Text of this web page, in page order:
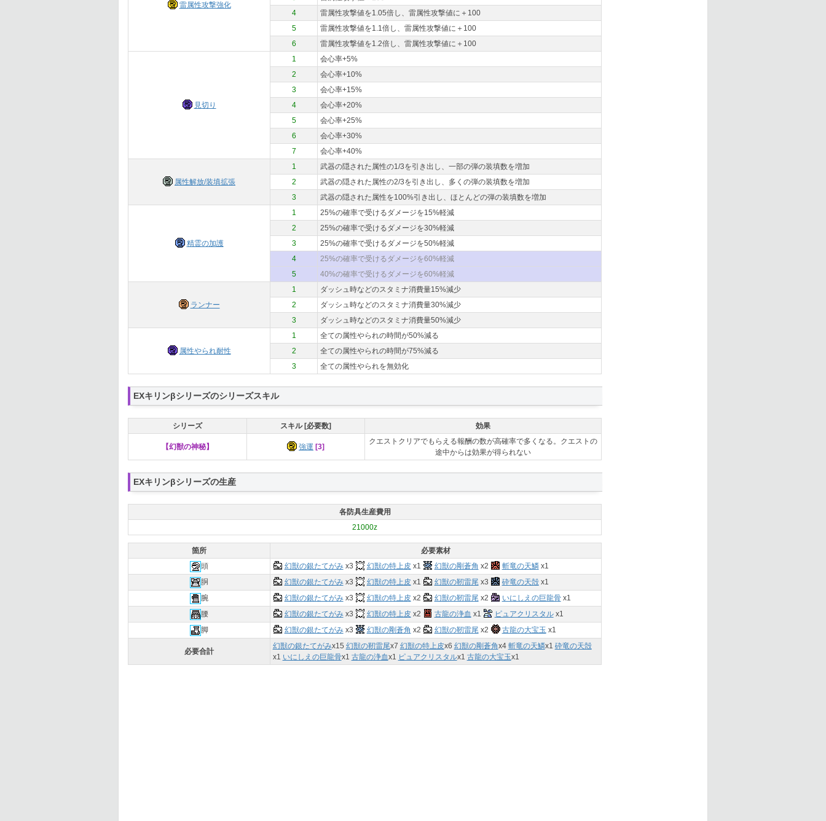
雷属性攻撃強化
4
雷属性攻撃値を1.05倍し、雷属性攻撃値に＋100
5
雷属性攻撃値を1.1倍し、雷属性攻撃値に＋100
6
雷属性攻撃値を1.2倍し、雷属性攻撃値に＋100
見切り
1
会心率+5%
2
会心率+10%
3
会心率+15%
4
会心率+20%
5
会心率+25%
6
会心率+30%
7
会心率+40%
属性解放/装填拡張
1
武器の隠された属性の1/3を引き出し、一部の弾の装填数を増加
2
武器の隠された属性の2/3を引き出し、多くの弾の装填数を増加
3
武器の隠された属性を100%引き出し、ほとんどの弾の装填数を増加
精霊の加護
1
25%の確率で受けるダメージを15%軽減
2
25%の確率で受けるダメージを30%軽減
3
25%の確率で受けるダメージを50%軽減
4
25%の確率で受けるダメージを60%軽減
5
40%の確率で受けるダメージを60%軽減
ランナー
1
ダッシュ時などのスタミナ消費量15%減少
2
ダッシュ時などのスタミナ消費量30%減少
3
ダッシュ時などのスタミナ消費量50%減少
属性やられ耐性
1
全ての属性やられの時間が50%減る
2
全ての属性やられの時間が75%減る
3
全ての属性やられを無効化
EXキリンβシリーズのシリーズスキル
シリーズ スキル [必要数] 効果
【幻獣の神秘】 強運 [3]
クエストクリアでもらえる報酬の数が高確率で多くなる。クエストの
途中からは効果が得られない
EXキリンβシリーズの生産
各防具生産費用
21000z
箇所
必要素材
頭
幻獣の銀たてがみx3 幻獣の特上皮 x1 幻獣の剛蒼角 x2 斬竜の天鱗x1
胴
幻獣の銀たてがみx3 幻獣の特上皮 x1 幻獣の靭雷尾x3 砕竜の天殻x1
腕
幻獣の銀たてがみx3 幻獣の特上皮 x2 幻獣の靭雷尾x2 いにしえの巨龍骨x1
腰
幻獣の銀たてがみx3 幻獣の特上皮 x2 古龍の浄血 x1 ピュアクリスタルx1
脚
幻獣の銀たてがみx3 幻獣の剛蒼角 x2 幻獣の靭雷尾x2 古龍の大宝玉 x1
必要合計
幻獣の銀たてがみx15 幻獣の靭雷尾x7 幻獣の特上皮x6 幻獣の剛蒼角x4 斬竜の天鱗x1 砕竜の天殻
x1 いにしえの巨龍骨x1 古龍の浄血x1 ピュアクリスタルx1 古龍の大宝玉x1